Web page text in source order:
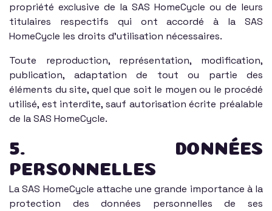
propriété exclusive de la SAS HomeCycle ou de leurs
titulaires respectifs qui ont accordé à la SAS
HomeCycle les droits d'utilisation nécessaires.
Toute reproduction, représentation, modification,
publication, adaptation de tout ou partie des
éléments du site, quel que soit le moyen ou le procédé
utilisé, est interdite, sauf autorisation écrite préalable
de la SAS HomeCycle.
5. DONNÉES
PERSONNELLES
La SAS HomeCycle attache une grande importance à la
protection des données personnelles de ses